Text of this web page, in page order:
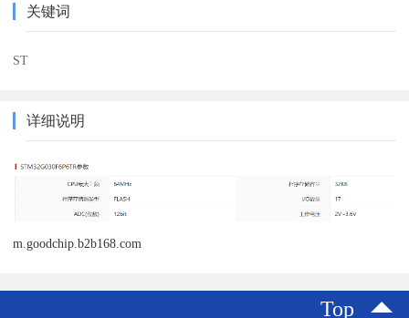
关键词
ST
详细说明
m.goodchip.b2b168.com
Top